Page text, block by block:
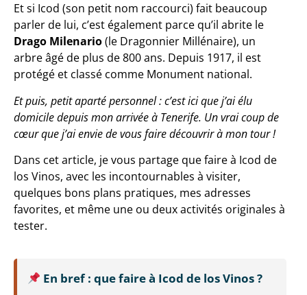
Et si Icod (son petit nom raccourci) fait beaucoup
parler de lui, c’est également parce qu’il abrite le
Drago Milenario(le Dragonnier Millénaire), un
arbre âgé de plus de 800 ans. Depuis 1917, il est
protégé et classé comme Monument national.
Et puis, petit aparté personnel : c’est ici que j’ai élu
domicile depuis mon arrivée à Tenerife. Un vrai coup de
cœur que j’ai envie de vous faire découvrir à mon tour !
Dans cet article, je vous partage que faire à Icod de
los Vinos, avec les incontournables à visiter,
quelques bons plans pratiques, mes adresses
favorites, et même une ou deux activités originales à
tester.
En bref : que faire à Icod de los Vinos ?